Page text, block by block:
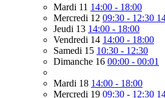
Mardi 11 14:00 - 18:00
Mercredi 12 09:30 - 12:30
Jeudi 13 14:00 - 18:00
Vendredi 14 14:00 - 18:00
Samedi 15 10:30 - 12:30
Dimanche 16 00:00 - 00:01
Mardi 18 14:00 - 18:00
Mercredi 19 09:30 - 12:30